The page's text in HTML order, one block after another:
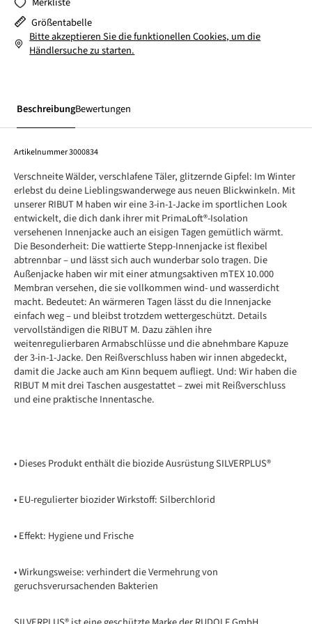
Größentabelle
Bitte akzeptieren Sie die funktionellen Cookies, um die
Händlersuche zu starten.
BeschreibungBewertungen
Artikelnummer3000834
Verschneite Wälder, verschlafene Täler, glitzernde Gipfel: Im Winter
erlebst du deine Lieblingswanderwege aus neuen Blickwinkeln. Mit
unserer RIBUT M haben wir eine 3-in-1-Jacke im sportlichen Look
entwickelt, die dich dank ihrer mit PrimaLoft®-Isolation
versehenen Innenjacke auch an eisigen Tagen gemütlich wärmt.
Die Besonderheit: Die wattierte Stepp-Innenjacke ist flexibel
abtrennbar – und lässt sich auch wunderbar solo tragen. Die
Außenjacke haben wir mit einer atmungsaktiven mTEX 10.000
Membran versehen, die sie vollkommen wind- und wasserdicht
macht. Bedeutet: An wärmeren Tagen lässt du die Innenjacke
einfach weg – und bleibst trotzdem wettergeschützt. Details
vervollständigen die RIBUT M. Dazu zählen ihre
weitenregulierbaren Armabschlüsse und die abnehmbare Kapuze
der 3-in-1-Jacke. Den Reißverschluss haben wir innen abgedeckt,
damit die Jacke auch am Kinn bequem aufliegt. Und: Wir haben die
RIBUT M mit drei Taschen ausgestattet – zwei mit Reißverschluss
und eine praktische Innentasche.
• Dieses Produkt enthält die biozide Ausrüstung SILVERPLUS®
• EU-regulierter biozider Wirkstoff: Silberchlorid
• Effekt: Hygiene und Frische
• Wirkungsweise: verhindert die Vermehrung von
geruchsverursachenden Bakterien